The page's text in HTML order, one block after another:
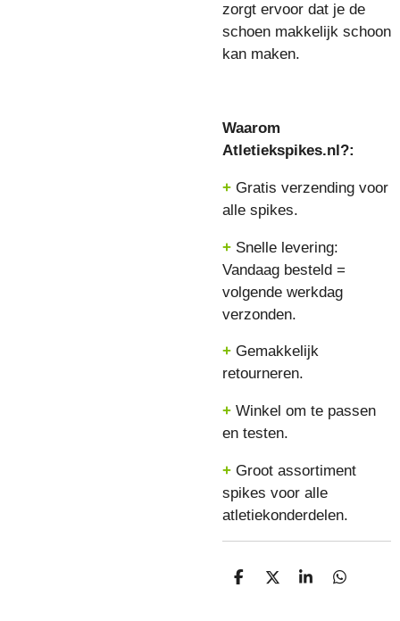
zorgt ervoor dat je de
schoen makkelijk schoon
kan maken.
Waarom
Atletiekspikes.nl?:
+ Gratis verzending voor
alle spikes.
+ Snelle levering:
Vandaag besteld =
volgende werkdag
verzonden.
+ Gemakkelijk
retourneren.
+ Winkel om te passen
en testen.
+ Groot assortiment
spikes voor alle
atletiekonderdelen.
D
D
S
D